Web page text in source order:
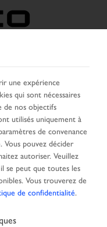
DE LANGUE
une expérience
qui sont nécessaires
nos objectifs
utilisés uniquement à
de convenance
Vous pouvez décider
autoriser. Veuillez
se peut que toutes les
Vous trouverez de
de confidentialité.